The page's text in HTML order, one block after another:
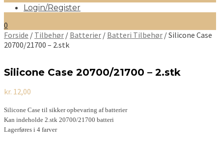
Login/Register
0
Forside / Tilbehør / Batterier / Batteri Tilbehør / Silicone Case
20700/21700 – 2.stk
Silicone Case 20700/21700 – 2.stk
kr. 12,00
Silicone Case til sikker opbevaring af batterier
Kan indeholde 2.stk 20700/21700 batteri
Lagerføres i 4 farver